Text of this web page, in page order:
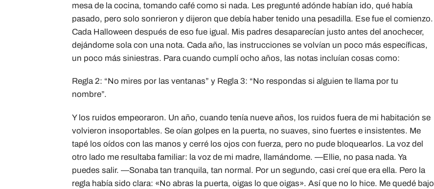
mesa de la cocina, tomando café como si nada. Les pregunté adónde habían ido, qué había
pasado, pero solo sonrieron y dijeron que debía haber tenido una pesadilla. Ese fue el comienzo.
Cada Halloween después de eso fue igual. Mis padres desaparecían justo antes del anochecer,
dejándome sola con una nota. Cada año, las instrucciones se volvían un poco más específicas,
un poco más siniestras. Para cuando cumplí ocho años, las notas incluían cosas como:
Regla 2: “No mires por las ventanas” y Regla 3: “No respondas si alguien te llama por tu
nombre”.
Y los ruidos empeoraron. Un año, cuando tenía nueve años, los ruidos fuera de mi habitación se
volvieron insoportables. Se oían golpes en la puerta, no suaves, sino fuertes e insistentes. Me
tapé los oídos con las manos y cerré los ojos con fuerza, pero no pude bloquearlos. La voz del
otro lado me resultaba familiar: la voz de mi madre, llamándome. —Ellie, no pasa nada. Ya
puedes salir. —Sonaba tan tranquila, tan normal. Por un segundo, casi creí que era ella. Pero la
regla había sido clara: «No abras la puerta, oigas lo que oigas». Así que no lo hice. Me quedé bajo